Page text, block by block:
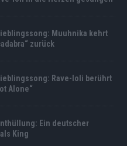
Muuhnika kehrt
zurück
Rave-Ioli berührt
Alone“
Ein deutscher
King